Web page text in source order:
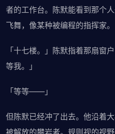
者的工作台。陈默能看到那个
飞舞，像某种被编程的指挥家。
「十七楼。」陈默指着那扇窗
等我。」
「等等——」
但陈默已经冲了出去。他沿着
被解放的攀岩者。规则视的视